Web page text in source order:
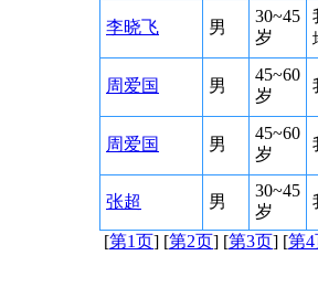
李晓飞 男
30~45
岁
周爱国 男
45~60
岁
周爱国 男
45~60
岁
张超 男
30~45
岁
[第1页] [第2页] [第3页] [第